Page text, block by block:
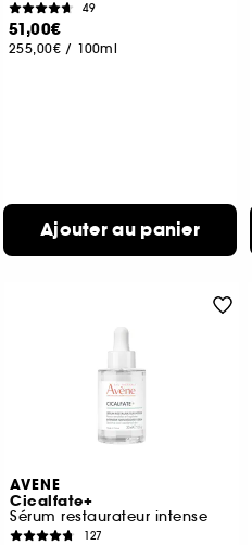
49
51,00€
255,00€ / 100ml
Ajouter au panier
AVENE
Cicalfate+
Sérum restaurateur intense
127